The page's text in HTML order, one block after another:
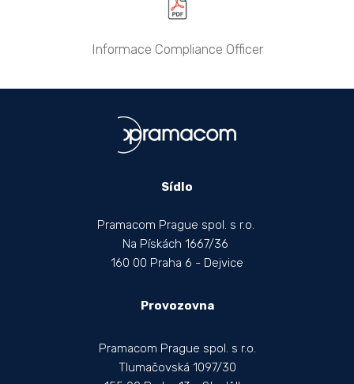
Informace Compliance Officer
Sídlo
Pramacom Prague spol. s r.o.
Na Pískách 1667/36
160 00 Praha 6 - Dejvice
Provozovna
Pramacom Prague spol. s r.o.
Tlumačovská 1097/30